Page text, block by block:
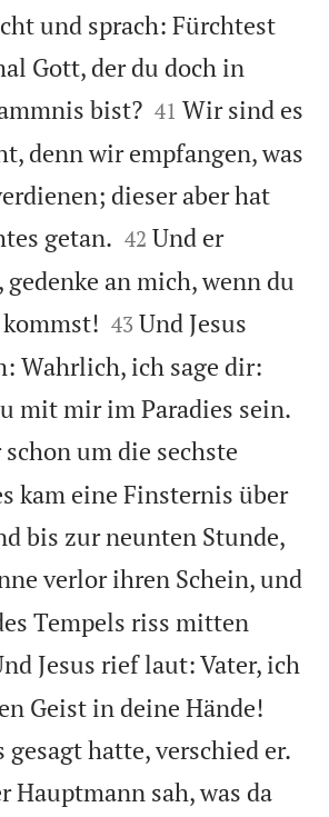
und sprach: Fürchtest
Gott, der du doch in
bist?
41 Wir sind es
denn wir empfangen, was
dieser aber hat
getan. 

42 Und er
gedenke an mich, wenn du


43 Und Jesus
Wahrlich, ich sage dir:
mit mir im Paradies sein.
schon um die sechste
kam eine Finsternis über
bis zur neunten Stunde,
verlor ihren Schein, und
Tempels riss mitten
Jesus rief laut: Vater, ich
Geist in deine Hände!
gesagt hatte, verschied er.
Hauptmann sah, was da